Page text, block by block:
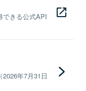
できる公式API
年7月31日